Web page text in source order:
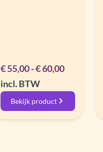
€55,00-€60,00Rango
precios:
desde
incl. BTW
Bekijk product